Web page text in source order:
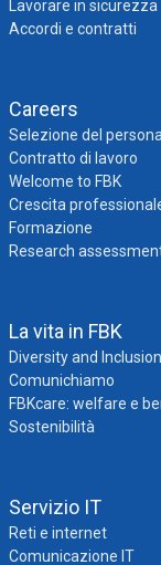
Lavorare in sicurezza
Accordi e contratti
Careers
Selezione del
Contratto di lavoro
Welcome to FBK
Crescita
Formazione
Research
La vita in FBK
Diversity and Inclusion
Comunichiamo
FBKcare: welfare e
Sostenibilità
Servizio IT
Reti e internet
Comunicazione IT